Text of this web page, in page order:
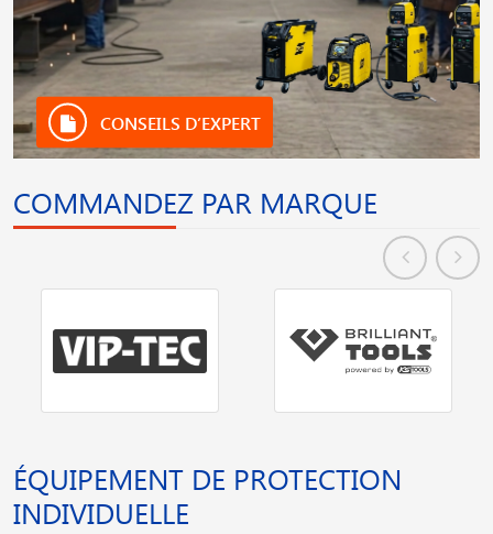
CONSEILS D’EXPERT
COMMANDEZ PAR MARQUE
ÉQUIPEMENT DE PROTECTION
INDIVIDUELLE